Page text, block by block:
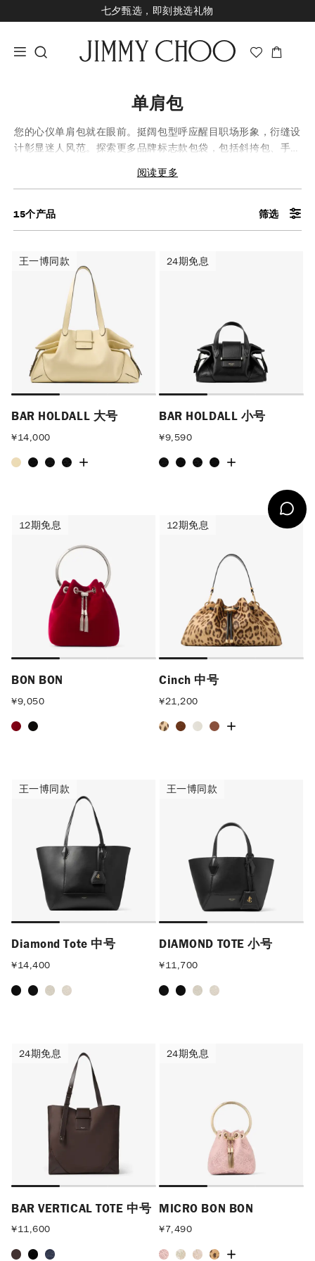
七夕甄选，即刻挑选礼物
经典婚嫁系列，尊享专属婚嫁礼赠
单肩包
您的心仪单肩包就在眼前。挺阔包型呼应醒目职场形象，衍缝设
计彰显迷人风范。探索更多品牌标志款包袋，包括斜挎包、手拿
阅读更多
15个产品 筛选
王一博同款 王一博同款
BAR HOLDALL 大号
¥14,000
24期免息 24期免息
BAR HOLDALL 小号
¥9,590
12期免息 12期免息
BON BON
¥9,050
12期免息 12期免息
Cinch 中号
¥21,200
王一博同款 王一博同款
Diamond Tote 中号
¥14,400
王一博同款 王一博同款
DIAMOND TOTE 小号
¥11,700
24期免息 24期免息
BAR VERTICAL TOTE 中号
¥11,600
24期免息 24期免息
MICRO BON BON
¥7,490